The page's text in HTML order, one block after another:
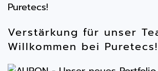
Verstärkung für unser
Willkommen bei Puretecs!